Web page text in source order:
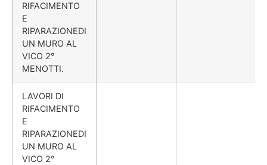
RIFACIMENTO
E
RIPARAZIONEDI
UN MURO AL
VICO 2°
MENOTTI.
LAVORI DI
RIFACIMENTO
E
RIPARAZIONEDI
UN MURO AL
VICO 2°